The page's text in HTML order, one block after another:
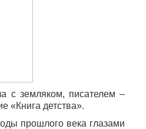
с земляком, писателем –
«Книга детства».
прошлого века глазами